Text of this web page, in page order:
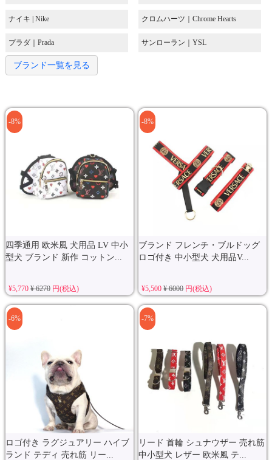
ナイキ | Nike クロムハーツ｜Chrome Hearts
プラダ｜Prada サンローラン｜YSL
ブランド一覧を見る
四季通用 欧米風 犬用品 LV 中小
型犬 ブランド 新作 コットン...
-8%
¥5,770 ¥ 6270円(税込)
ブランド フレンチ・ブルドッグ
ロゴ付き 中小型犬 犬用品V...
-8%
¥5,500¥ 6000円(税込)
ロゴ付き ラグジュアリー ハイブ
ランド テディ 売れ筋 リー...
-6%
リード 首輪 シュナウザー 売れ筋
中小型犬 レザー 欧米風 テ...
-7%